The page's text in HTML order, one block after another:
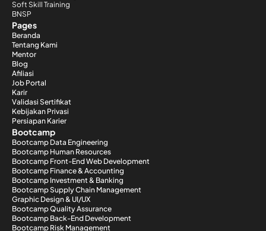
Soft Skill Training
BNSP
Pages
Beranda
Tentang Kami
Mentor
Blog
Afiliasi
Job Portal
Karir
Validasi Sertifikat
Kebijakan Privasi
Persiapan Karier
Bootcamp
Bootcamp Data Engineering
Bootcamp Human Resources
Bootcamp Front-End Web Development
Bootcamp Finance & Accounting
Bootcamp Investment & Banking
Bootcamp Supply Chain Management
Graphic Design & UI/UX
Bootcamp Quality Assurance
Bootcamp Back-End Development
Bootcamp Risk Management